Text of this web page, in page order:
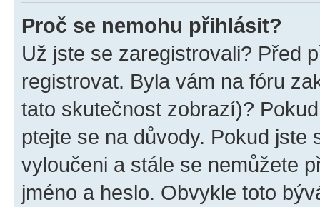
Proč se nemohu přihlásit?
Už jste se zaregistrovali? Před
registrovat. Byla vám na fóru
tato skutečnost zobrazí)?
ptejte se na důvody. Pokud jste
vyloučeni a stále se nemůžete
jméno a heslo. Obvykle toto